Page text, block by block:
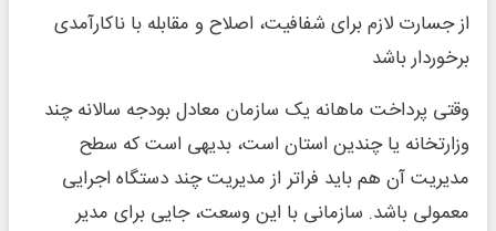
از جسارت لازم برای شفافیت، اصلاح و مقابله با ناکارآمدی
برخوردار باشد
وقتی پرداخت ماهانه یک سازمان معادل بودجه سالانه چند
وزارتخانه یا چندین استان است، بدیهی است که سطح
مدیریت آن هم باید فراتر از مدیریت چند دستگاه اجرایی
معمولی باشد. سازمانی با این وسعت، جایی برای مدیر